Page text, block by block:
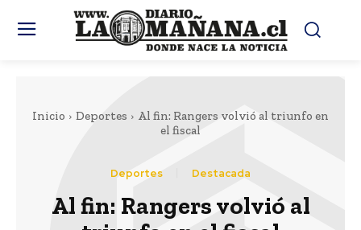
Inicio Deportes
Al fin: Rangers volvió al triunfo en
el fiscal
Deportes Destacada
Al fin: Rangers volvió al